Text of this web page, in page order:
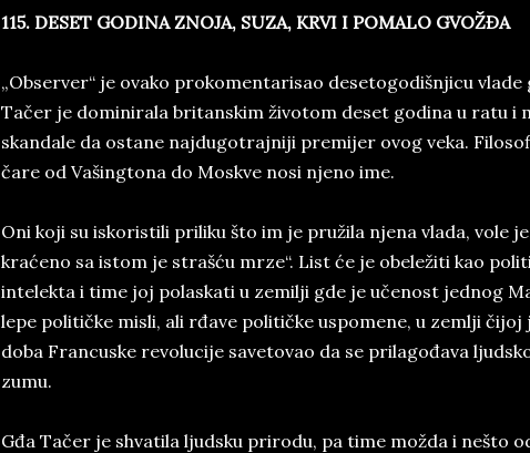
115. DE­SET GO­DI­NA ZNO­JA, SUZA, KRVI I PO­MA­LO GVOŽĐA
„Ob­ser­ver“ je ova­ko pro­ko­men­ta­ri­sao de­se­to­go­di­šn­ji­cu
Tačer je do­mi­ni­rala bri­tan­skim živo­tom de­set go­di­na u ratu i
skan­da­le da osta­ne naj­du­go­traj­ni­ji pre­mi­jer ovog veka.
ča­re od Va­šing­to­na do Mo­skve nosi nje­no ime.
Oni koji su is­kori­sti­li prili­ku što im je pružila nje­na vlada, vole
kraćeno sa istom je strašću mrze“. List će je­ o­be­ležiti ka­o­
intelekta i time joj polaskati u ze­milji g­de je učenost jednog
lepe političke mi­sli, ali rđave po­li­tičke uspo­me­ne, u zem­lji čijoj
doba Fran­cu­ske re­vo­lu­ci­je sa­ve­to­vao da se pri­la­gođava
zu­mu.
Gđa Tačer­ je s­hva­ti­la ljud­sku pri­ro­du, pa time možda i ne­što